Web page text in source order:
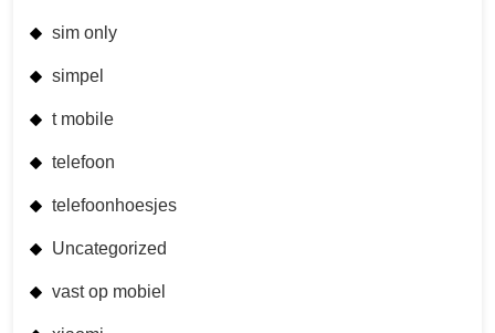
sim only
simpel
t mobile
telefoon
telefoonhoesjes
Uncategorized
vast op mobiel